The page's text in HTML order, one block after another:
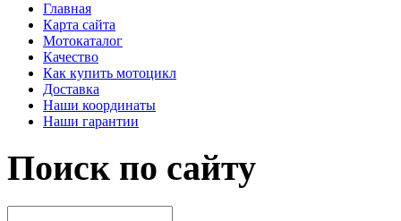
Главная
Карта сайта
Мотокаталог
Качество
Как купить мотоцикл
Доставка
Наши координаты
Наши гарантии
Поиск по сайту